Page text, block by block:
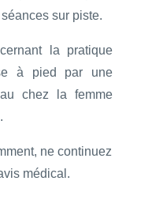
sur piste.
la pratique
à pied par une
chez la femme
ne continuez
médical.